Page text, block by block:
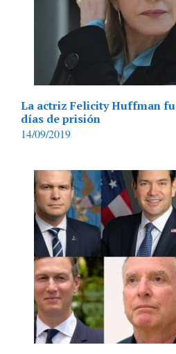
La actriz Felicity Huffman
días de prisión
14/09/2019